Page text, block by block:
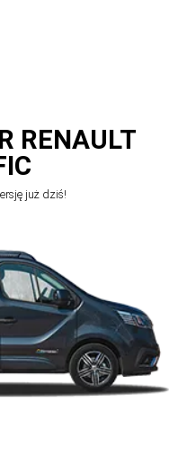
RENAULT
już dziś!